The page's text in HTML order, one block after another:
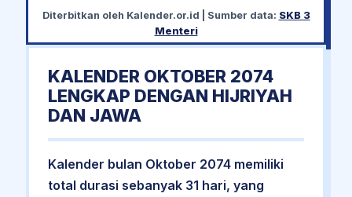
Diterbitkan oleh Kalender.or.id | Sumber data: SKB 3
Menteri
KALENDER OKTOBER 2074
LENGKAP DENGAN HIJRIYAH
DAN JAWA
Kalender bulan Oktober 2074 memiliki
total durasi sebanyak 31 hari, yang